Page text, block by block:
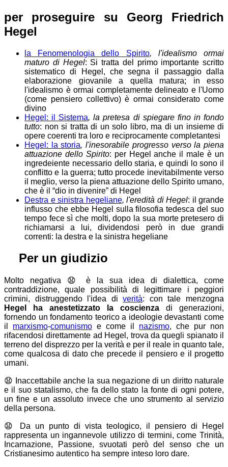
per proseguire su Georg Friedrich
Hegel
la Fenomenologia dello Spirito, l'idealismo ormai
maturo di Hegel: Si tratta del primo importante scritto
sistematico di Hegel, che segna il passaggio dalla
elaborazione giovanile a quella matura; in esso
l'idealismo è ormai completamente delineato e l'Uomo
(come pensiero collettivo) è ormai considerato come
divino
Hegel: il Sistema, la pretesa di spiegare fino in fondo
tutto: non si tratta di un solo libro, ma di un insieme di
opere coerenti tra loro e reciprocamente completantesi
Hegel: la storia, l'inesorabile progresso verso la piena
attuazione dello Spirito: per Hegel anche il male è un
ingredeiente necessario dello staria, e quindi lo sono il
conflitto e la guerra; tutto procede inevitabilmente verso
il meglio, verso la piena attuazione dello Spirito umano,
che è il “dio in divenire” di Hegel
Destra e sinistra hegeliane, l'eredità di Hegel: il grande
influsso che ebbe Hegel sulla filosofia tedesca del suo
tempo fece sì che molti, dopo la sua morte pretesero di
richiamarsi a lui, dividendosi però in due grandi
correnti: la destra e la sinistra hegeliane
Per un giudizio
Molto negativa 😧
è la sua idea di dialettica, come
contraddizione, quale possibilità di legittimare i peggiori
crimini, distruggendo l'idea diverità: con tale menzogna
Hegel ha anestetizzato la coscienza di generazioni,
fornendo un fondamento teorico a ideologie devastanti come
il marxismo-comunismo e come il nazismo, che pur non
rifacendosi direttamente ad Hegel, trova da quegli spianato il
terreno del disprezzo per la verità e per il reale in quanto tale,
come qualcosa di dato che precede il pensiero e il progetto
umani.
😧 Inaccettabile anche la sua negazione di un diritto naturale
e il suo statalismo, che fa dello stato la fonte di ogni potere,
un fine e un assoluto invece che uno strumento al servizio
della persona.
😧
Da un punto di vista teologico, il pensiero di Hegel
rappresenta un ingannevole utilizzo di termini, come Trinità,
Incarnazione, Passione, svuotati però del senso che un
Cristianesimo autentico ha sempre inteso loro dare.